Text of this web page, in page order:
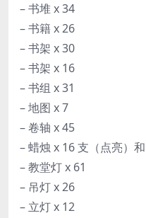
– 书堆 x 34
– 书籍 x 26
– 书架 x 30
– 书架 x 16
– 书组 x 31
– 地图 x 7
– 卷轴 x 45
– 蜡烛 x 16 支（点亮）和
– 教堂灯 x 61
– 吊灯 x 26
– 立灯 x 12